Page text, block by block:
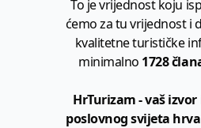
To je vrijednost koju
ćemo za tu vrijednost i
kvalitetne turističke
minimalno 1728
HrTurizam - vaš
poslovnog svijeta